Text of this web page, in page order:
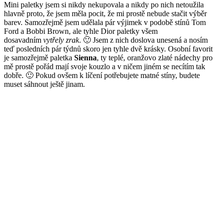
Mini paletky jsem si nikdy nekupovala a nikdy po nich netoužila
hlavně proto, že jsem měla pocit, že mi prostě nebude stačit výběr
barev. Samozřejmě jsem udělala pár výjimek v podobě stínů Tom
Ford a Bobbi Brown, ale tyhle Dior paletky všem
dosavadním vytřely zrak. 🙂 Jsem z nich doslova unesená a nosím
teď posledních pár týdnů skoro jen tyhle dvě krásky. Osobní favorit
je samozřejmě paletka Sienna, ty teplé, oranžovo zlaté nádechy pro
mě prostě pořád mají svoje kouzlo a v ničem jiném se necítím tak
dobře. 🙂 Pokud ovšem k líčení potřebujete matné stíny, budete
muset sáhnout ještě jinam.